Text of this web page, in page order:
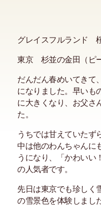
グレイスフルランド
東京 杉並の金田（ピ
だんだん春めいてきて
になりました。早いも
に大きくなり、お父さ
た。
うちでは甘えていたず
中は他のわんちゃんに
うになり、「かわいい
の人気者です。
先日は東京でも珍しく
の雪景色を体験しまし